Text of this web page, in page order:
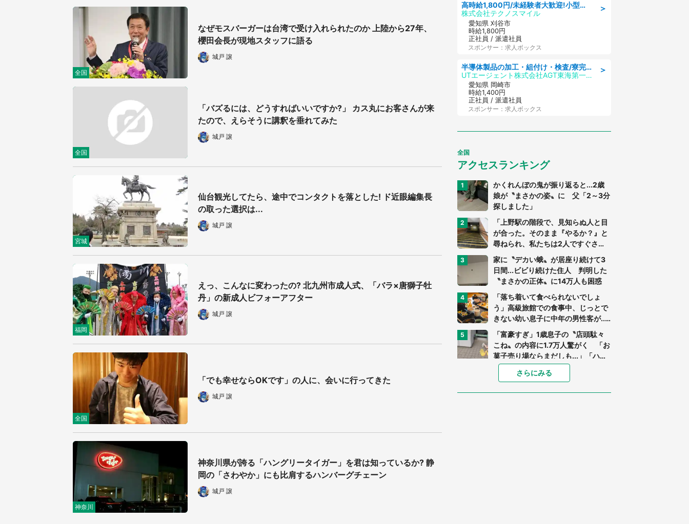
全国
なぜモスバーガーは台湾で受け入れられたのか 上陸から27年、
櫻田会長が現地スタッフに語る
城戸 譲
全国
「バズるには、どうすればいいですか?」 カス丸にお客さんが来
たので、えらそうに講釈を垂れてみた
城戸 譲
宮城
仙台観光してたら、途中でコンタクトを落とした! ド近眼編集長
の取った選択は...
城戸 譲
福岡
えっ、こんなに変わったの? 北九州市成人式、「バラ×唐獅子牡
丹」の新成人ビフォーアフター
城戸 譲
全国
「でも幸せならOKです」の人に、会いに行ってきた
城戸 譲
神奈川
神奈川県が誇る「ハングリータイガー」を君は知っているか? 静
岡の「さわやか」にも比肩するハンバーグチェーン
城戸 譲
＞
高時給1,800円/未経験者大歓迎!小型部品の加工業務 denso aichi
株式会社テクノスマイル
愛知県 刈谷市
時給1,800円
正社員 / 派遣社員
スポンサー：求人ボックス
＞
半導体製品の加工・組付け・検査/寮完備/日勤/日払い/工場・製造
UTエージェント株式会社AGT東海第一CU
愛知県 岡崎市
時給1,400円
正社員 / 派遣社員
スポンサー：求人ボックス
全国
アクセスランキング
かくれんぼの鬼が振り返ると...2歳
娘が〝まさかの姿〟に 父「2～3分
探しました」
「上野駅の階段で、見知らぬ人と目
が合った。そのまま『やるか？』と
尋ねられ、私たちは2人ですぐさ
ま...」（茨城県・70代男性）
家に〝デカい蛾〟が居座り続けて3
日間...ビビり続けた住人 判明した
〝まさかの正体〟に14万人も困惑
「落ち着いて食べられないでしょ
う」高級旅館での食事中、じっとで
きない幼い息子に中年の男性客が...
（東京都・40代男性）
「富豪すぎ」1歳息子の〝店頭駄々
こね〟の内容に1.7万人驚がく 「お
菓子売り場ならまだしも...」「ハー
ドル高い」
あまりにも四角すぎる猫、激写され
る 「これもう座布団だろ」「食パ
ンの耳」と1.4万人困惑
さらにみる